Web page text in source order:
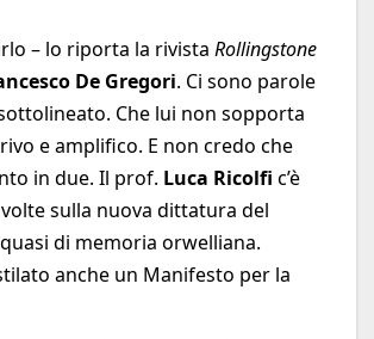
– lo riporta la rivista Rollingstone
De Gregori. Ci sono parole
Che lui non sopporta
e amplifico. E non credo che
in due. Il prof. Luca Ricolfi c’è
sulla nuova dittatura del
di memoria orwelliana.
anche un Manifesto per la